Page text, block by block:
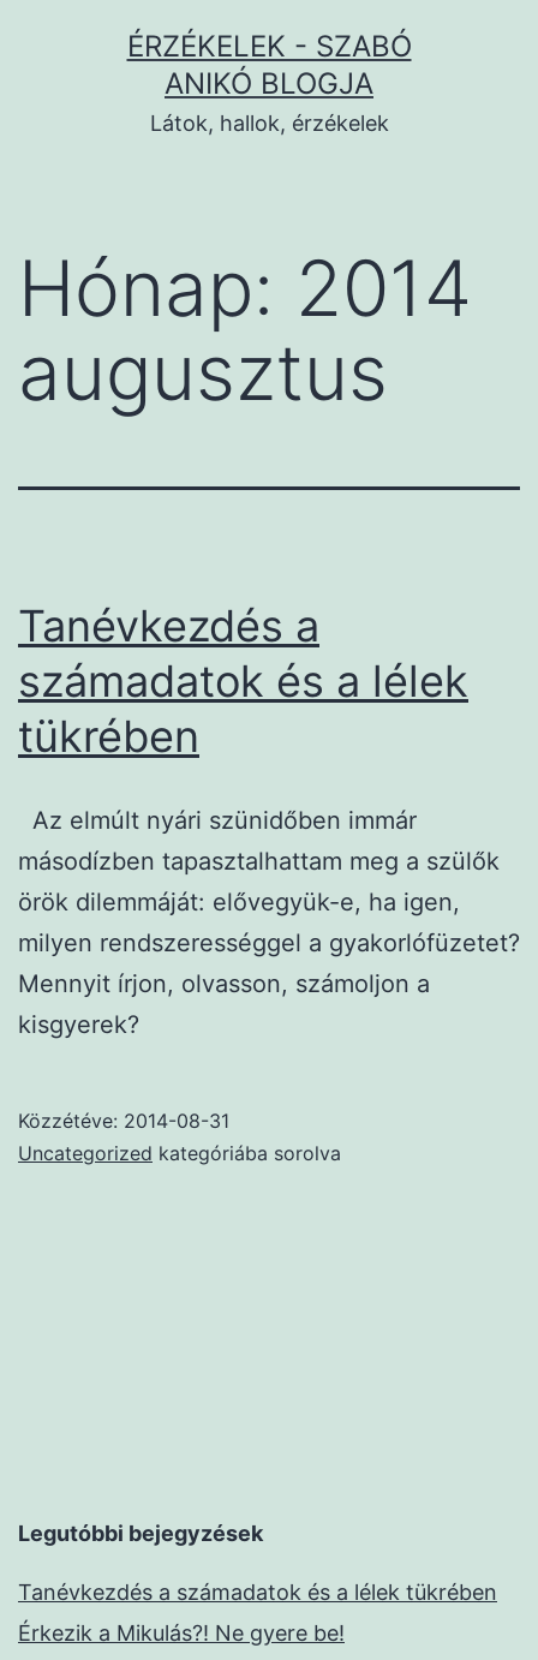
ÉRZÉKELEK - SZABÓ
ANIKÓ BLOGJA
Látok, hallok, érzékelek
Hónap: 2014
augusztus
Tanévkezdés a
számadatok és a lélek
tükrében
Az elmúlt nyári szünidőben immár
másodízben tapasztalhattam meg a szülők
örök dilemmáját: elővegyük-e, ha igen,
milyen rendszerességgel a gyakorlófüzetet?
Mennyit írjon, olvasson, számoljon a
kisgyerek?
Közzétéve: 2014-08-31
Uncategorized kategóriába sorolva
Legutóbbi bejegyzések
Tanévkezdés a számadatok és a lélek tükrében
Érkezik a Mikulás?! Ne gyere be!